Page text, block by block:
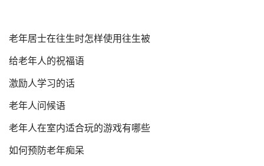
老年居士在往生时怎样使用往生被
给老年人的祝福语
激励人学习的话
老年人问候语
老年人在室内适合玩的游戏有哪些
如何预防老年痴呆